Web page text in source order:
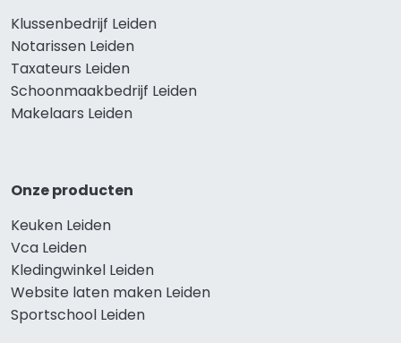
Klussenbedrijf Leiden
Notarissen Leiden
Taxateurs Leiden
Schoonmaakbedrijf Leiden
Makelaars Leiden
Onze producten
Keuken Leiden
Vca Leiden
Kledingwinkel Leiden
Website laten maken Leiden
Sportschool Leiden